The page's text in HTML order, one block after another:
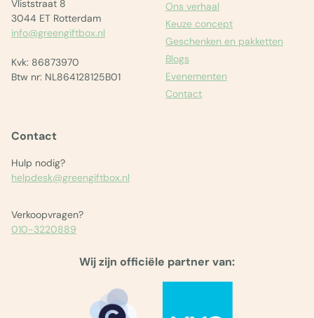
Vliststraat 8
3044 ET Rotterdam
info@greengiftbox.nl
Kvk: 86873970
Btw nr: NL864128125B01
Contact
Hulp nodig?
helpdesk@greengiftbox.nl
Verkoopvragen?
010-3220889
Ons verhaal
Keuze concept
Geschenken en pakketten
Blogs
Evenementen
Contact
Wij zijn officiële partner van: